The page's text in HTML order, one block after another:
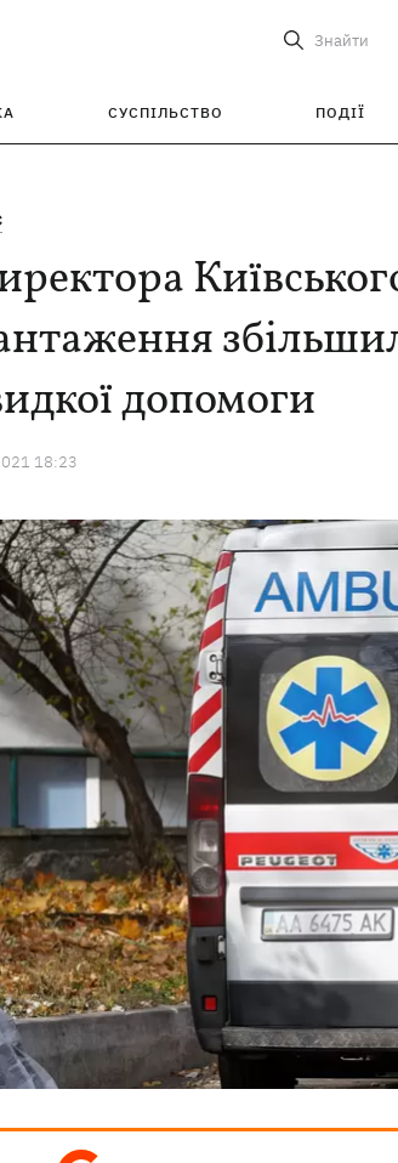
Знайти
СУСПІЛЬСТВО ПОДІЇ
допомоги
18:23